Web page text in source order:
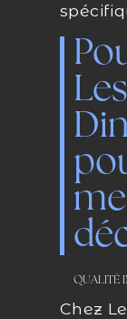
QUALITÉ
Chez